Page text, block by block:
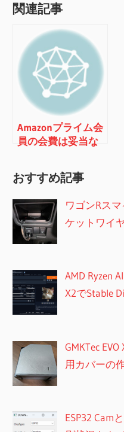
ョ
ン
関連記事
Amazonプライム会
員の会費は妥当な
おすすめ記事
ワゴンRス
ケットワイ
AMD Ryzen
X2でStable
GMKTec
用カバーの
ESP32 Cam